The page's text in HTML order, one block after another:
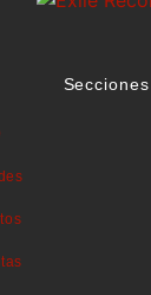
Secciones